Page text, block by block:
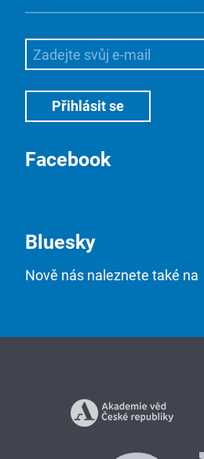
Facebook
Bluesky
Nově nás naleznete také na